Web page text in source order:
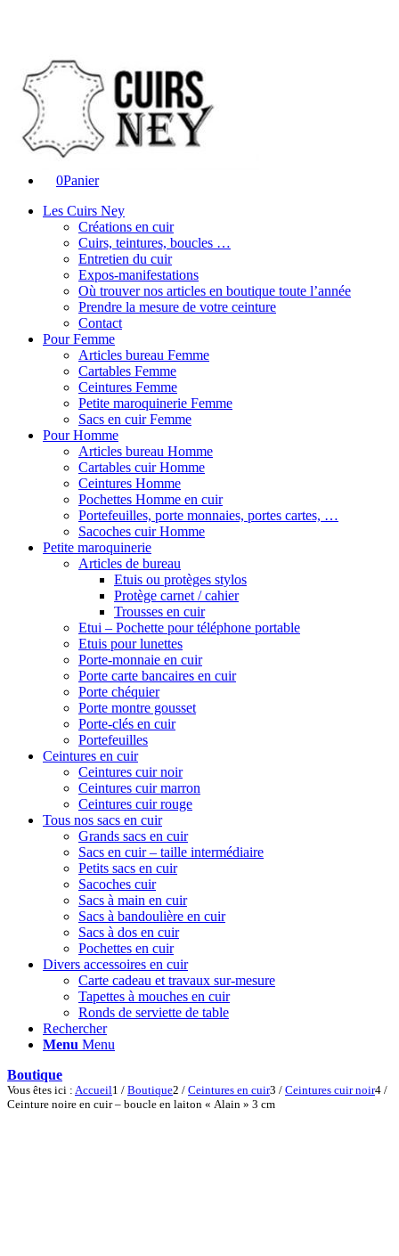
0Panier
Les Cuirs Ney
Créations en cuir
Cuirs, teintures, boucles …
Entretien du cuir
Expos-manifestations
Où trouver nos articles en boutique toute l’année
Prendre la mesure de votre ceinture
Contact
Pour Femme
Articles bureau Femme
Cartables Femme
Ceintures Femme
Petite maroquinerie Femme
Sacs en cuir Femme
Pour Homme
Articles bureau Homme
Cartables cuir Homme
Ceintures Homme
Pochettes Homme en cuir
Portefeuilles, porte monnaies, portes cartes, …
Sacoches cuir Homme
Petite maroquinerie
Articles de bureau
Etuis ou protèges stylos
Protège carnet / cahier
Trousses en cuir
Etui – Pochette pour téléphone portable
Etuis pour lunettes
Porte-monnaie en cuir
Porte carte bancaires en cuir
Porte chéquier
Porte montre gousset
Porte-clés en cuir
Portefeuilles
Ceintures en cuir
Ceintures cuir noir
Ceintures cuir marron
Ceintures cuir rouge
Tous nos sacs en cuir
Grands sacs en cuir
Sacs en cuir – taille intermédiaire
Petits sacs en cuir
Sacoches cuir
Sacs à main en cuir
Sacs à bandoulière en cuir
Sacs à dos en cuir
Pochettes en cuir
Divers accessoires en cuir
Carte cadeau et travaux sur-mesure
Tapettes à mouches en cuir
Ronds de serviette de table
Rechercher
Menu Menu
Boutique
Vous êtes ici : Accueil1 / Boutique2 / Ceintures en cuir3 / Ceintures cuir noir4 /
Ceinture noire en cuir – boucle en laiton « Alain » 3 cm